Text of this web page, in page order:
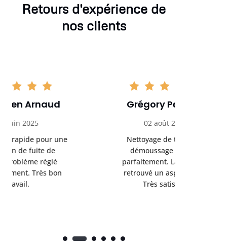
Retours d'expérience de
nos clients
Grégory Pelletier
Nettoyage de toiture et
parfaitement. La toiture a
retrouvé un aspect neuf.